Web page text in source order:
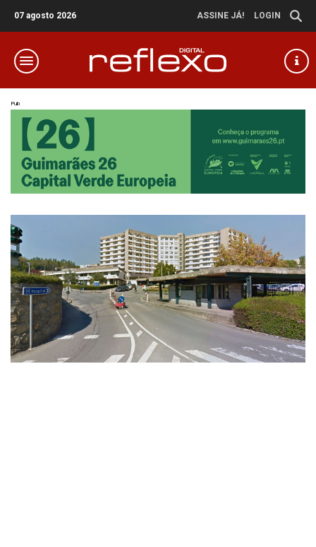
07 agosto 2026 ASSINE JÁ! LOGIN
Pub